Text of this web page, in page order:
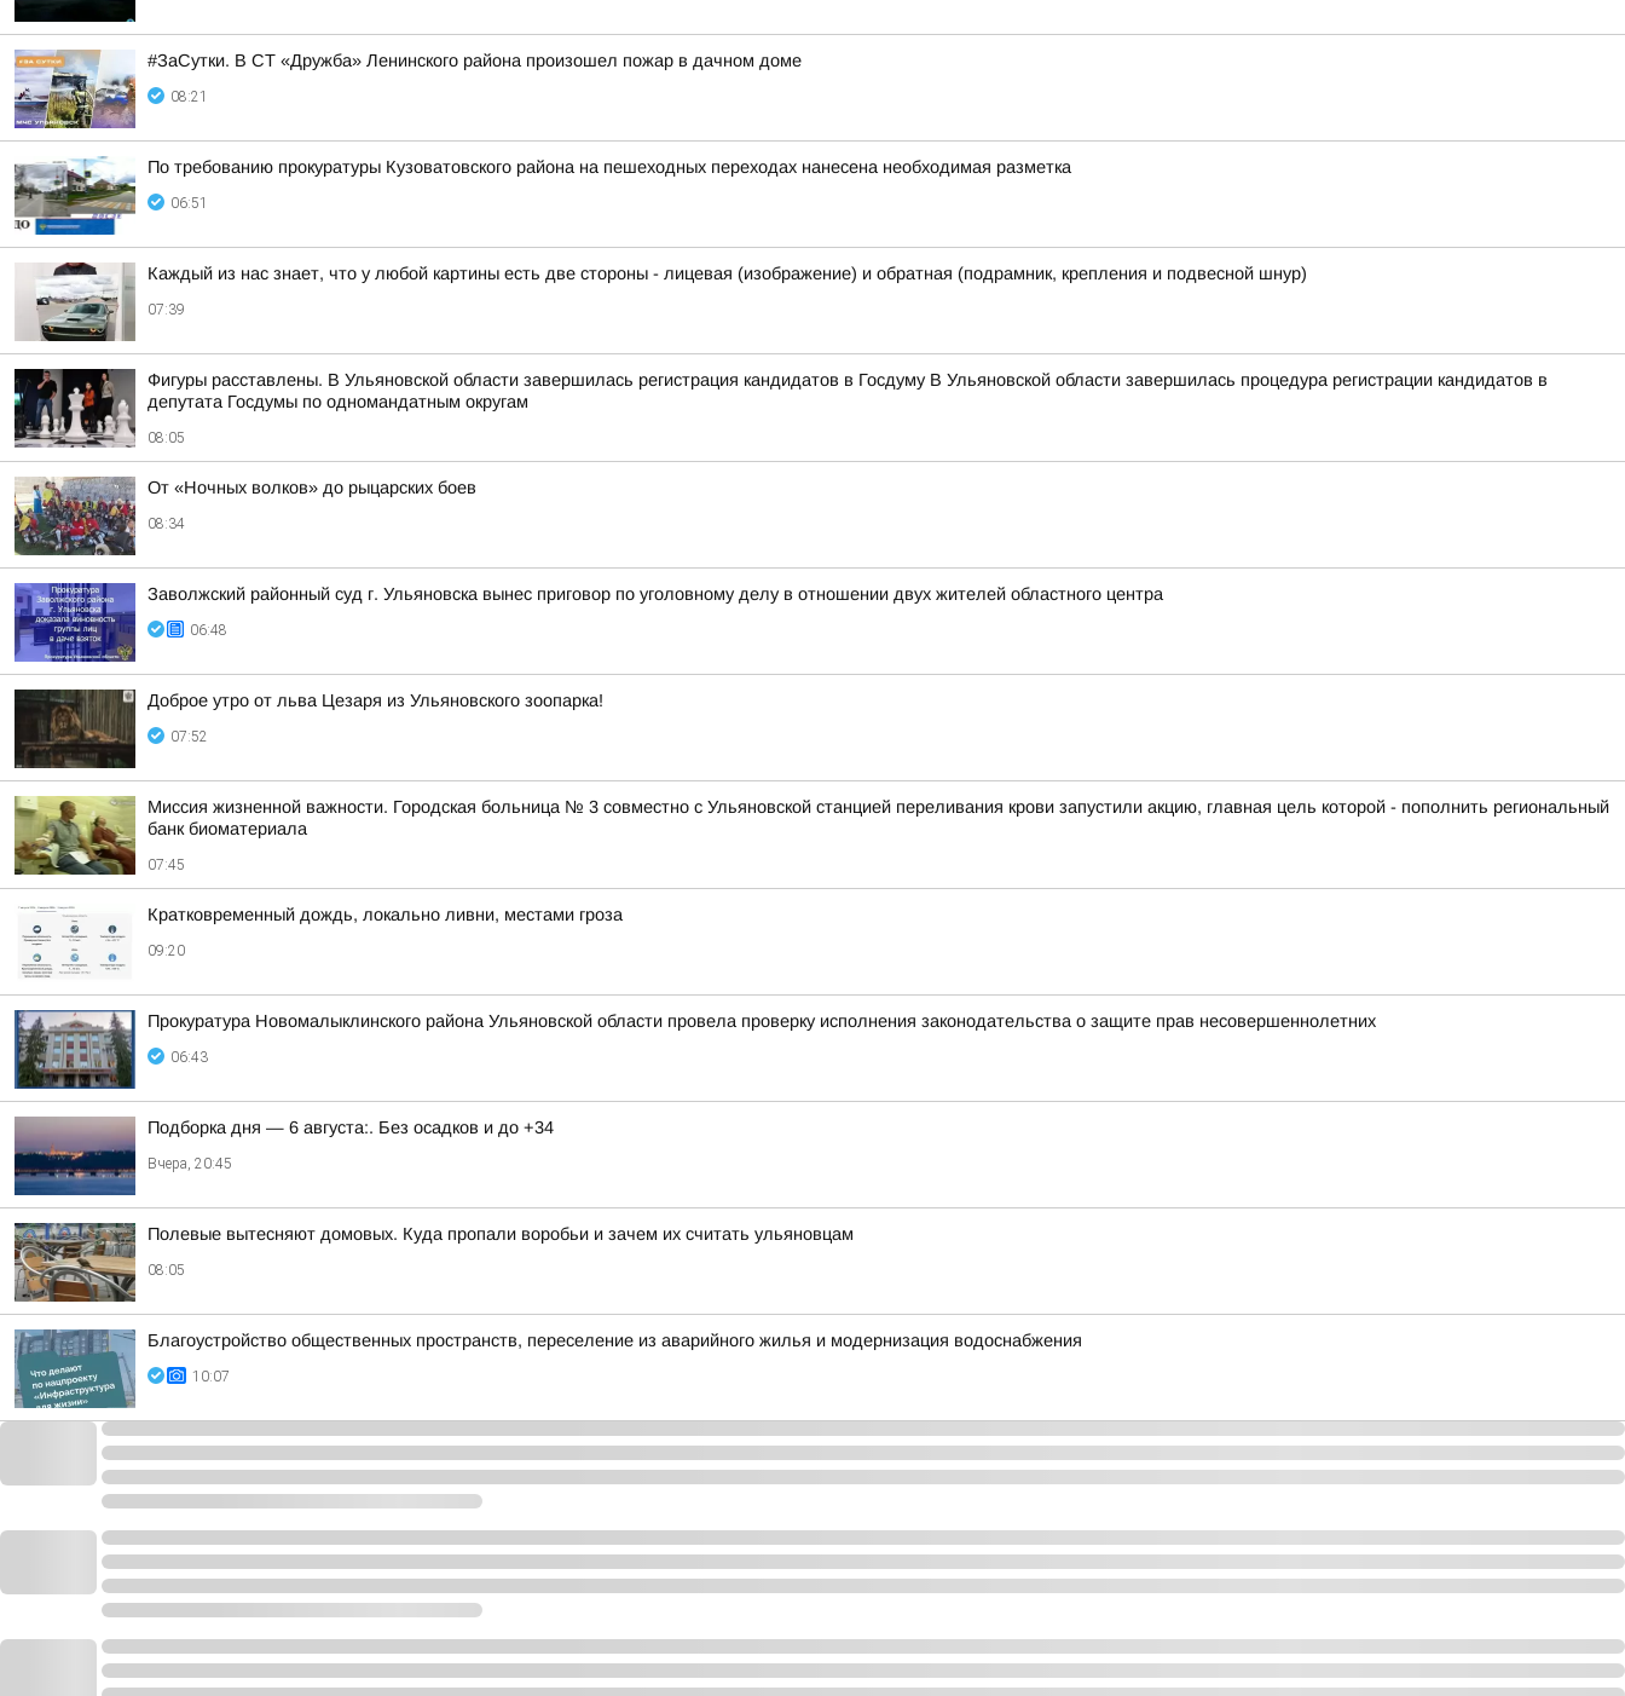
#ЗаСутки. В СТ «Дружба» Ленинского района произошел пожар в дачном доме
08:21
По требованию прокуратуры Кузоватовского района на пешеходных переходах нанесена необходимая разметка
06:51
Каждый из нас знает, что у любой картины есть две стороны - лицевая (изображение) и обратная (подрамник, крепления и подвесной шнур)
07:39
Фигуры расставлены. В Ульяновской области завершилась регистрация кандидатов в Госдуму В Ульяновской области завершилась процедура регистрации кандидатов в
депутата Госдумы по одномандатным округам
08:05
От «Ночных волков» до рыцарских боев
08:34
Заволжский районный суд г. Ульяновска вынес приговор по уголовному делу в отношении двух жителей областного центра
06:48
Доброе утро от льва Цезаря из Ульяновского зоопарка!
07:52
Миссия жизненной важности. Городская больница № 3 совместно с Ульяновской станцией переливания крови запустили акцию, главная цель которой - пополнить региональный
банк биоматериала
07:45
Кратковременный дождь, локально ливни, местами гроза
09:20
Прокуратура Новомалыклинского района Ульяновской области провела проверку исполнения законодательства о защите прав несовершеннолетних
06:43
Подборка дня — 6 августа:. Без осадков и до +34
Вчера, 20:45
Полевые вытесняют домовых. Куда пропали воробьи и зачем их считать ульяновцам
08:05
Благоустройство общественных пространств, переселение из аварийного жилья и модернизация водоснабжения
10:07